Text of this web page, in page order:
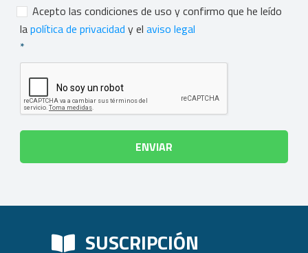
Consentimiento*
Acepto las condiciones de uso y confirmo que he leído
lapolítica de privacidad y el aviso legal
*
SUSCRIPCIÓN